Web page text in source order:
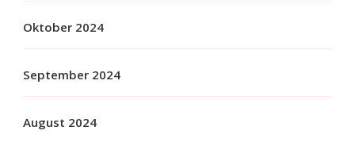
Oktober 2024
September 2024
August 2024